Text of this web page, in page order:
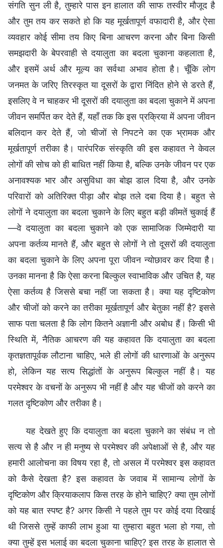
संगति सुन ली है, तुम्हारे पास इन हालात की साफ तस्वीर मौजूद है
और तुम तय कर सकते हो कि यह मूर्खतापूर्ण वफादारी है, और ऐसा
व्यवहार कोई सीमा तय किए बिना आचरण करना और बिना किसी
समझदारी के बेपरवाही से दयालुता का बदला चुकाना कहलाता है,
और इसमें अर्थ और मूल्य का सर्वथा अभाव होता है। चूँकि लोग
जनमत के जरिए तिरस्कृत या दूसरों के द्वारा निंदित होने से डरते हैं,
इसलिए वे न चाहकर भी दूसरों की दयालुता का बदला चुकाने में अपना
जीवन समर्पित कर देते हैं, यहाँ तक कि इस प्रक्रिया में अपना जीवन
बलिदान कर देते हैं, जो चीजों से निपटने का एक भ्रामक और
मूर्खतापूर्ण तरीका है। पारंपरिक संस्कृति की इस कहावत ने केवल
लोगों की सोच को ही बाधित नहीं किया है, बल्कि उनके जीवन पर एक
अनावश्यक भार और असुविधा का बोझ डाल दिया है, और उनके
परिवारों को अतिरिक्त पीड़ा और बोझ तले दबा दिया है। बहुत से
लोगों ने दयालुता का बदला चुकाने के लिए बहुत बड़ी कीमतें चुकाई हैं
—वे दयालुता का बदला चुकाने को एक सामाजिक जिम्मेदारी या
अपना कर्तव्य मानते हैं, और बहुत से लोगों ने तो दूसरों की दयालुता
का बदला चुकाने के लिए अपना पूरा जीवन न्योछावर कर दिया है।
उनका मानना है कि ऐसा करना बिल्कुल स्वाभाविक और उचित है, यह
ऐसा कर्तव्य है जिससे बचा नहीं जा सकता है। क्या यह दृष्टिकोण
और चीजों को करने का तरीका मूर्खतापूर्ण और बेतुका नहीं है? इससे
साफ पता चलता है कि लोग कितने अज्ञानी और अबोध हैं। किसी भी
स्थिति में, नैतिक आचरण की यह कहावत कि दयालुता का बदला
कृतज्ञतापूर्वक लौटाना चाहिए, भले ही लोगों की धारणाओं के अनुरूप
हो, लेकिन यह सत्य सिद्धांतों के अनुरूप बिल्कुल नहीं है। यह
परमेश्वर के वचनों के अनुरूप भी नहीं है और यह चीजों को करने का
गलत दृष्टिकोण और तरीका है।
यह देखते हुए कि दयालुता का बदला चुकाने का संबंध न तो
सत्य से है और न ही मनुष्य से परमेश्वर की अपेक्षाओं से है, और यह
हमारी आलोचना का विषय रहा है, तो असल में परमेश्वर इस कहावत
को कैसे देखता है? इस कहावत के जवाब में सामान्य लोगों के
दृष्टिकोण और क्रियाकलाप किस तरह के होने चाहिए? क्या तुम लोगों
को यह बात स्पष्ट है? अगर किसी ने पहले तुम पर कोई दया दिखाई
थी जिससे तुम्हें काफी लाभ हुआ या तुम्हारा बहुत भला हो गया, तो
क्या तुम्हें इस भलाई का बदला चुकाना चाहिए? इस तरह के हालात से